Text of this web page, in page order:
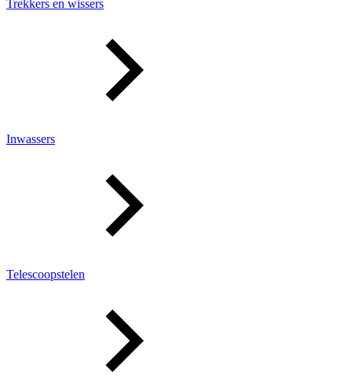
Trekkers en wissers
Inwassers
Telescoopstelen